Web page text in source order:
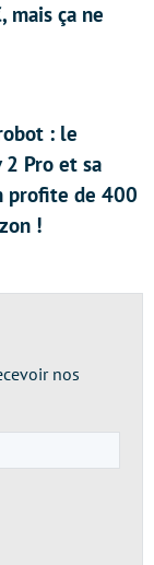
mais ça ne
: le
2 Pro et sa
profite de 400
!
nos